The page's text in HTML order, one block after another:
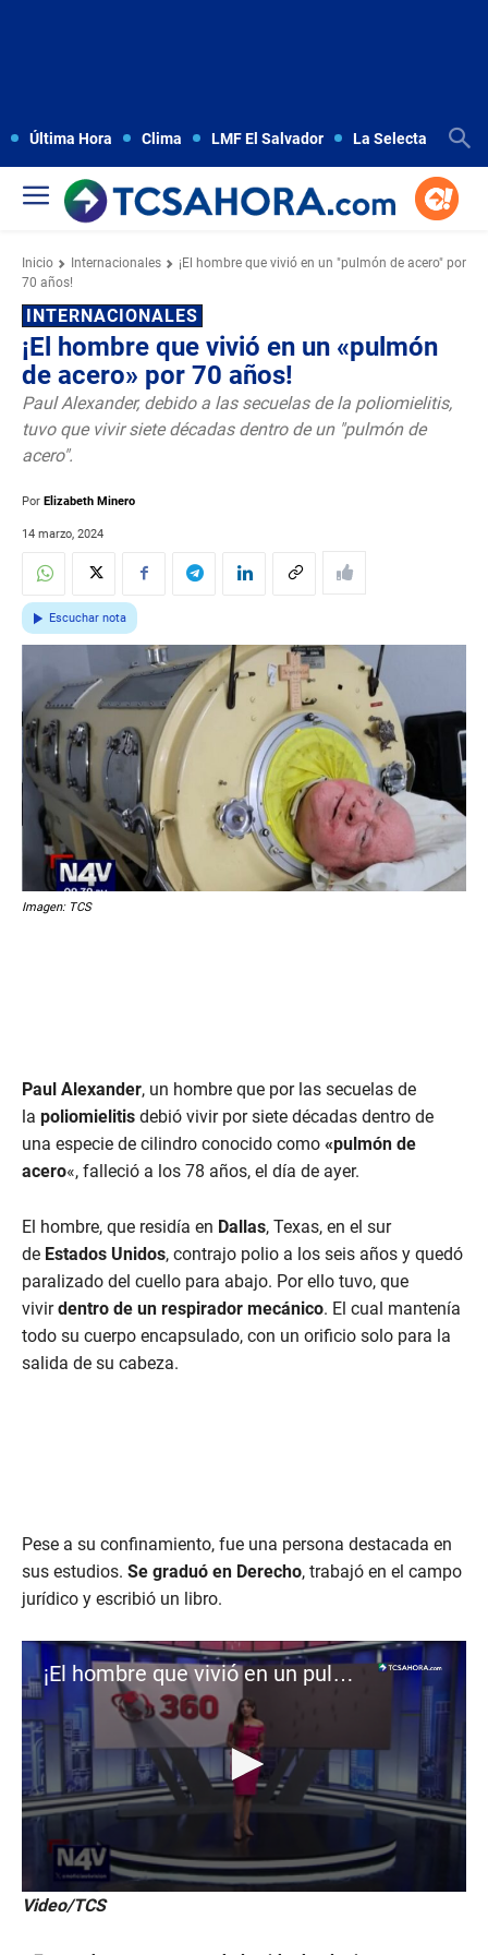
Última Hora Clima LMF El Salvador La Selecta
Inicio Internacionales
¡El hombre que vivió en un "pulmón de acero" por
70 años!
INTERNACIONALES
¡El hombre que vivió en un «pulmón
de acero» por 70 años!
Paul Alexander, debido a las secuelas de la poliomielitis,
tuvo que vivir siete décadas dentro de un "pulmón de
acero".
Por Elizabeth Minero
14 marzo, 2024
Escuchar nota
Imagen: TCS
Paul Alexander, un hombre que por las secuelas de
la poliomielitis debió vivir por siete décadas dentro de
una especie de cilindro conocido como «pulmón de
acero«, falleció a los 78 años, el día de ayer.
El hombre, que residía en Dallas, Texas, en el sur
de Estados Unidos, contrajo polio a los seis años y quedó
paralizado del cuello para abajo. Por ello tuvo, que
vivirdentro de un respirador mecánico. El cual mantenía
todo su cuerpo encapsulado, con un orificio solo para la
salida de su cabeza.
Pese a su confinamiento, fue una persona destacada en
sus estudios. Se graduó en Derecho, trabajó en el campo
jurídico y escribió un libro.
¡El hombre que vivió en un pulmón de acero por 70 años!
0
s
Video/TCS